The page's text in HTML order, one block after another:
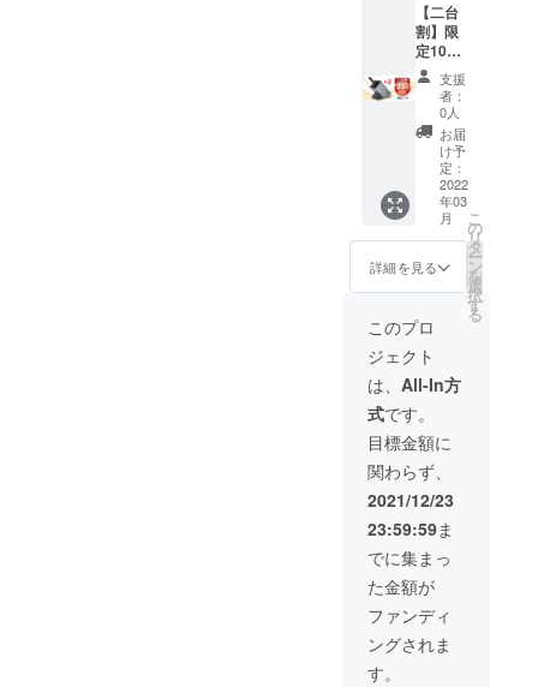
【二台
割】限
定10
セット
予定標
準販売
価格:
33,000
円(税込)
より
35%引
き 消費
税・輸
送料込
支援
者：
0人
お届
け予
定：
2022
年03
月
詳細を見る
こ
の
リ
タ
ー
ン
を
選
択
す
る
このプロ
ジェクト
は、 All-In方
式です。
目標金額に
関わらず、
2021/12/23
23:59:59ま
でに集まっ
た金額が
ファンディ
ングされま
す。